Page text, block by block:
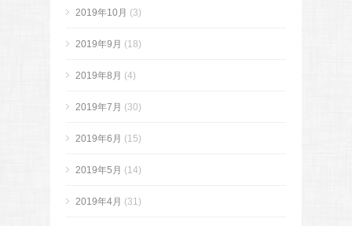
2019年10月 (3)
2019年9月 (18)
2019年8月 (4)
2019年7月 (30)
2019年6月 (15)
2019年5月 (14)
2019年4月 (31)